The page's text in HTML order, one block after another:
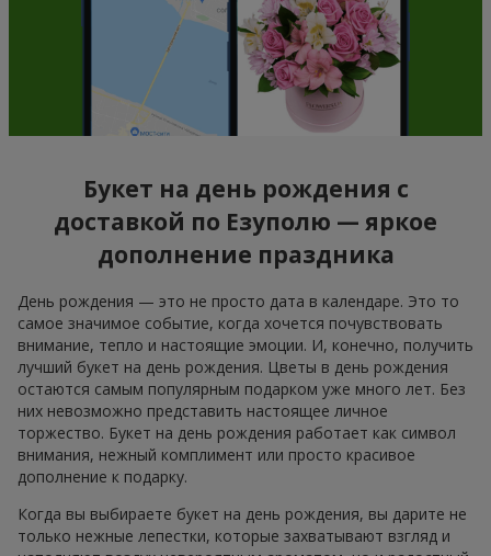
Букет на день рождения с
доставкой по Езуполю — яркое
дополнение праздника
День рождения — это не просто дата в календаре. Это то
самое значимое событие, когда хочется почувствовать
внимание, тепло и настоящие эмоции. И, конечно, получить
лучший букет на день рождения. Цветы в день рождения
остаются самым популярным подарком уже много лет. Без
них невозможно представить настоящее личное
торжество. Букет на день рождения работает как символ
внимания, нежный комплимент или просто красивое
дополнение к подарку.
Когда вы выбираете букет на день рождения, вы дарите не
только нежные лепестки, которые захватывают взгляд и